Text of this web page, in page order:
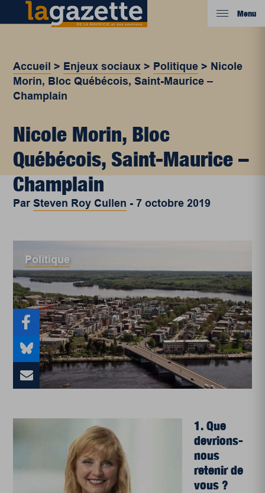
Menu
Accueil > Enjeux sociaux > Politique > Nicole
Morin, Bloc Québécois, Saint-Maurice –
Champlain
Nicole Morin, Bloc
Québécois, Saint-Maurice –
Champlain
ParSteven Roy Cullen -7 octobre 2019
Politique
1. Que
devrions-
nous
retenir de
vous ?